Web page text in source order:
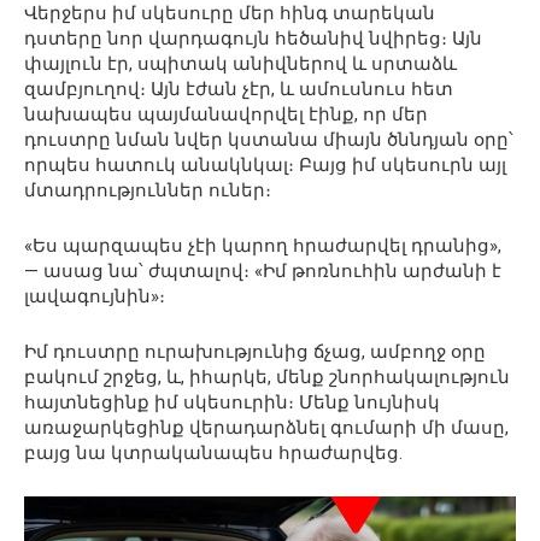
Վերջերս իմ սկեսուրը մեր հինգ տարեկան
դստերը նոր վարդագույն հեծանիվ նվիրեց։ Այն
փայլուն էր, սպիտակ անիվներով և սրտաձև
զամբյուղով։ Այն էժան չէր, և ամուսնուս հետ
նախապես պայմանավորվել էինք, որ մեր
դուստրը նման նվեր կստանա միայն ծննդյան օրը՝
որպես հատուկ անակնկալ։ Բայց իմ սկեսուրն այլ
մտադրություններ ուներ։
«Ես պարզապես չէի կարող հրաժարվել դրանից»,
— ասաց նա՝ ժպտալով։ «Իմ թոռնուհին արժանի է
լավագույնին»։
Իմ դուստրը ուրախությունից ճչաց, ամբողջ օրը
բակում շրջեց, և, իհարկե, մենք շնորհակալություն
հայտնեցինք իմ սկեսուրին։ Մենք նույնիսկ
առաջարկեցինք վերադարձնել գումարի մի մասը,
բայց նա կտրականապես հրաժարվեց.